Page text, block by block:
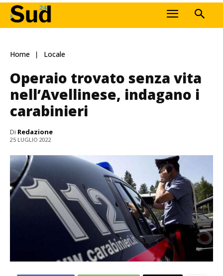
Home Locale
Operaio trovato senza vita
nell’Avellinese, indagano i
carabinieri
Di Redazione
25 LUGLIO 2022